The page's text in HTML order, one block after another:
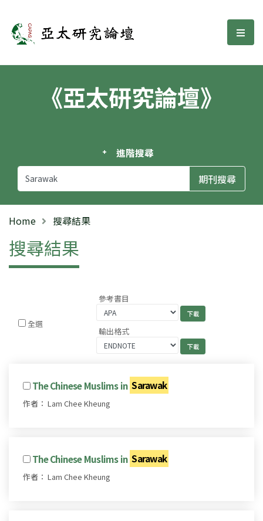
亞太研究論壇 選
《亞太研究論壇》
進階搜尋
Home 搜尋結果
搜尋結果
全選
參考書目
輸出格式
The Chinese Muslims in Sarawak
作者： Lam Chee Kheung
The Chinese Muslims in Sarawak
作者： Lam Chee Kheung